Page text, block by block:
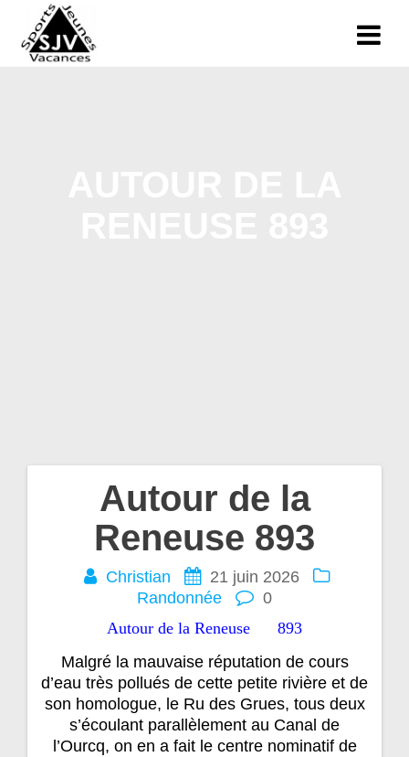
Autour de la
Reneuse 893
Christian
21 juin 2026
Randonnée
0
Autour de la Reneuse 893
Malgré la mauvaise réputation de cours
d’eau très pollués de cette petite rivière et de
son homologue, le Ru des Grues, tous deux
s’écoulant parallèlement au Canal de
l’Ourcq, on en a fait le centre nominatif de
Navigation
l’article